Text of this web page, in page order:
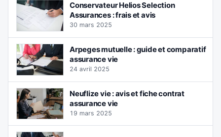
Conservateur Helios Selection
Assurances : frais et avis
30 mars 2025
Arpeges mutuelle : guide et comparatif
assurance vie
24 avril 2025
Neuflize vie : avis et fiche contrat
assurance vie
19 mars 2025